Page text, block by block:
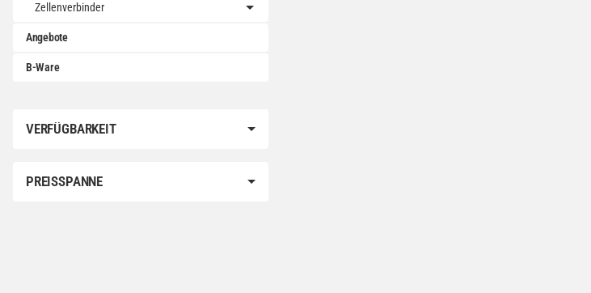
Zellenverbinder
Angebote
B-Ware
VERFÜGBARKEIT
PREISSPANNE